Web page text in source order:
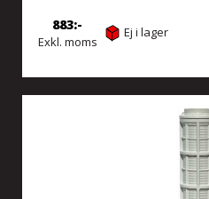
Exkl. moms
883 Ej i lager